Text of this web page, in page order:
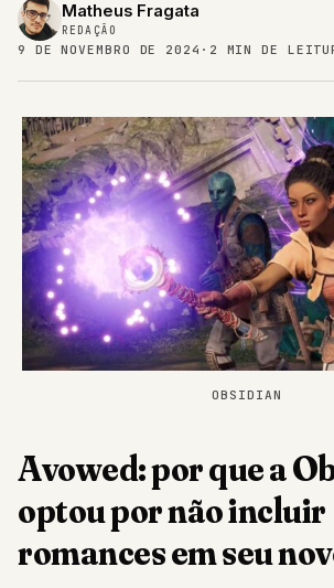
Matheus Fragata
REDAÇÃO
9 DE NOVEMBRO DE 2024 · 2 MIN DE
OBSIDIAN
Avowed: por que a
optou por não incluir
romances em seu